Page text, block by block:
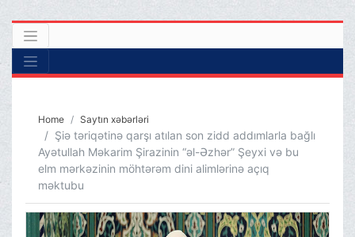
Home Saytın xəbərləri
Şiə təriqətinə qarşı atılan son zidd addımlarla bağlı
Ayətullah Məkarim Şirazinin “əl-Əzhər” Şeyxi və bu
elm mərkəzinin möhtərəm dini alimlərinə açıq
məktubu